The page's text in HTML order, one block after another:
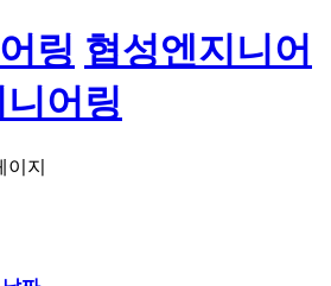
링 협성엔지니어
어링
이지